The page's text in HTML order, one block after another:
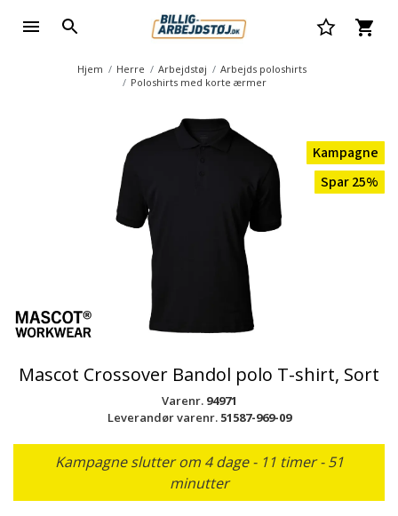
Hjem Herre Arbejdstøj
Arbejds poloshirts
Poloshirts med korte ærmer
Kampagne
Spar 25%
Mascot Crossover Bandol polo T-shirt, Sort
Varenr. 94971
Leverandør varenr. 51587-969-09
Kampagne slutter om 4 dage - 11 timer - 51
minutter